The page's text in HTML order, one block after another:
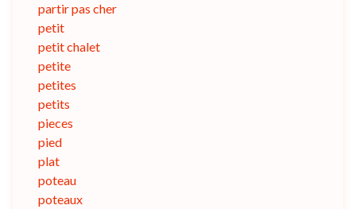
partir pas cher
petit
petit chalet
petite
petites
petits
pieces
pied
plat
poteau
poteaux